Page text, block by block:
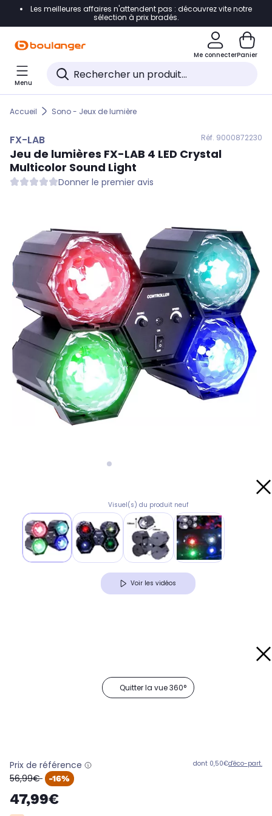
Accéder directement à la navigation
Accéder directement au pied de page
Accéder directement au chatbot
Les meilleures affaires n'attendent pas : découvrez vite notre
sélection à prix bradés.
Me connecterPanier
Menu
Accueil Sono - Jeux de lumière
FX-LAB Réf. 9000872230
Jeu de lumières FX-LAB 4 LED Crystal
Multicolor Sound Light
Donner le premier avis
Visuel(s) du produit neuf
Voir les vidéos
Quitter la vue 360°
Prix de référence
oldPrice
56,99€ -16%
47,99€
dont 0,50€d'éco-part.